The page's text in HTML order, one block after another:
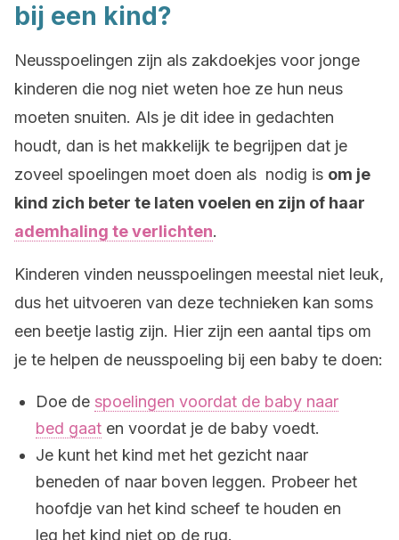
bij een kind?
Neusspoelingen zijn als zakdoekjes voor jonge
kinderen die nog niet weten hoe ze hun neus
moeten snuiten. Als je dit idee in gedachten
houdt, dan is het makkelijk te begrijpen dat je
zoveel spoelingen moet doen als nodig is om je
kind zich beter te laten voelen en zijn of haar
ademhaling te verlichten.
Kinderen vinden neusspoelingen meestal niet leuk,
dus het uitvoeren van deze technieken kan soms
een beetje lastig zijn. Hier zijn een aantal tips om
je te helpen de neusspoeling bij een baby te doen:
Doe de spoelingen voordat de baby naar
bed gaat en voordat je de baby voedt.
Je kunt het kind met het gezicht naar
beneden of naar boven leggen. Probeer het
hoofdje van het kind scheef te houden en
leg het kind niet op de rug.